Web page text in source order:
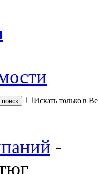
Искать только в
-